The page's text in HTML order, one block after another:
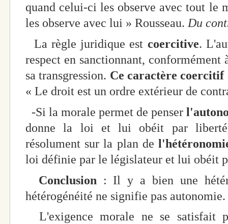
quand celui-ci les observe avec tout le
les observe avec lui » Rousseau.Du
La règle juridique est coercitive.
respect en sanctionnant,
sa transgression. Ce caractère
« Le droit est un ordre extérieur de
-Si la morale permet de penser
donne la loi et lui obéit par
résolument sur la plan de
loi définie par le législateur et lui obéit
Conclusion : Il y a bien une
hétérogénéité ne signifie pas autonomie.
L'exigence morale ne se satisfait